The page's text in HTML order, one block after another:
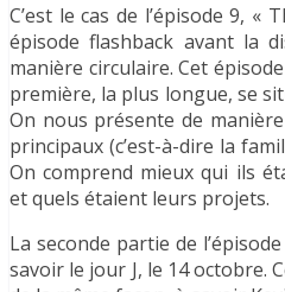
C’est le cas de l’épisode 9, «
épisode flashback avant la
manière circulaire. Cet
première, la plus longue, se
On nous présente de
principaux (c’est-à-dire la
On comprend mieux qui ils
et quels étaient leurs projets.
La seconde partie de
savoir le jour J, le 14 octobre.